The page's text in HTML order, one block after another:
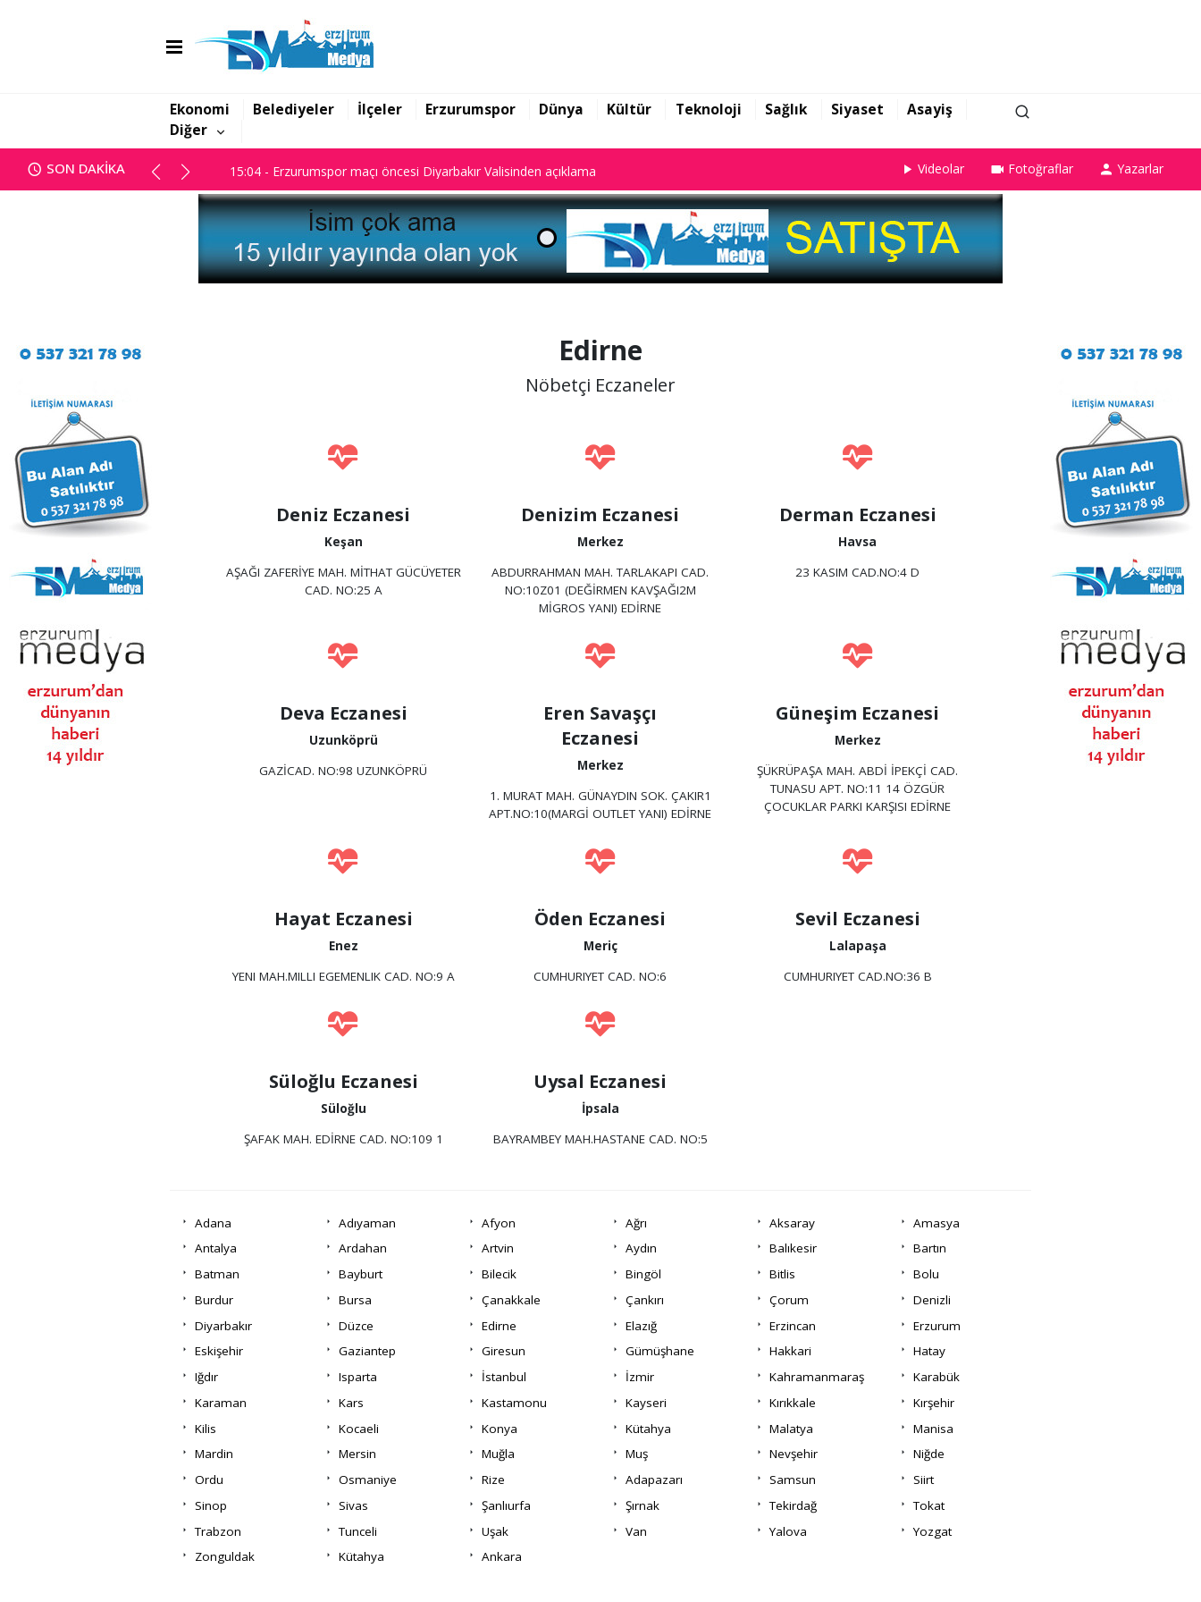
Ekonomi Belediyeler İlçeler Erzurumspor Dünya Kültür Teknoloji Sağlık Siyaset
Asayiş
Diğer
SON DAKİKA
14:45 - Başsavcılık; "Yanan dosyalar dijital sistemde kayıtlı."
15:04 - Erzurumspor maçı öncesi Diyarbakır Valisinden açıklama
15:04 - Erzurumspor maçı öncesi Diyarbakır Valisinden açıklama Videolar Fotoğraflar Yazarlar
Edirne
Nöbetçi Eczaneler
Deniz Eczanesi
Keşan
AŞAĞI ZAFERİYE MAH. MİTHAT GÜCÜYETER
CAD. NO:25 A
Denizim Eczanesi
Merkez
ABDURRAHMAN MAH. TARLAKAPI CAD.
NO:10Z01 (DEĞİRMEN KAVŞAĞI2M
MİGROS YANI) EDİRNE
Derman Eczanesi
Havsa
23 KASIM CAD.NO:4 D
Deva Eczanesi
Uzunköprü
GAZİCAD. NO:98 UZUNKÖPRÜ
Eren Savaşçı
Eczanesi
Merkez
1. MURAT MAH. GÜNAYDIN SOK. ÇAKIR1
APT.NO:10(MARGİ OUTLET YANI) EDİRNE
Güneşim Eczanesi
Merkez
ŞÜKRÜPAŞA MAH. ABDİ İPEKÇİ CAD.
TUNASU APT. NO:11 14 ÖZGÜR
ÇOCUKLAR PARKI KARŞISI EDİRNE
Hayat Eczanesi
Enez
YENI MAH.MILLI EGEMENLIK CAD. NO:9 A
Öden Eczanesi
Meriç
CUMHURIYET CAD. NO:6
Sevil Eczanesi
Lalapaşa
CUMHURIYET CAD.NO:36 B
Süloğlu Eczanesi
Süloğlu
ŞAFAK MAH. EDİRNE CAD. NO:109 1
Uysal Eczanesi
İpsala
BAYRAMBEY MAH.HASTANE CAD. NO:5
Adana Adıyaman Afyon Ağrı Aksaray
Amasya
Antalya
Ardahan Artvin Aydın Balıkesir
Bartın
Batman
Bayburt Bilecik Bingöl Bitlis
Bolu
Burdur
Bursa Çanakkale Çankırı Çorum
Denizli
Diyarbakır
Düzce Edirne Elazığ Erzincan
Erzurum
Eskişehir
Gaziantep Giresun Gümüşhane Hakkari
Hatay
Iğdır
Isparta İstanbul İzmir Kahramanmaraş
Karabük
Karaman
Kars Kastamonu Kayseri Kırıkkale
Kırşehir
Kilis
Kocaeli Konya Kütahya Malatya
Manisa
Mardin
Mersin Muğla Muş Nevşehir
Niğde
Ordu
Osmaniye Rize Adapazarı Samsun
Siirt
Sinop
Sivas Şanlıurfa Şırnak Tekirdağ
Tokat
Trabzon
Tunceli Uşak Van Yalova
Yozgat
Zonguldak
Kütahya Ankara